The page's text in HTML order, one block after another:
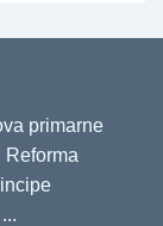
primarne
Reforma